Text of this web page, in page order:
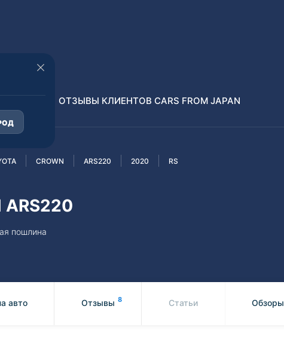
Распилы и конструкторы
ОТЗЫВЫ КЛИЕНТОВ CARS FROM JAPAN
CROWN ARS220 2020 RS
ARS220
пошлина
авто Отзывы 8 Статьи Обзоры